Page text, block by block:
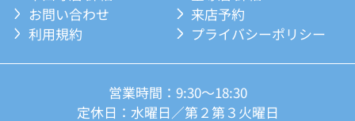
お問い合わせ
来店予約
利用規約
プライバシーポリシー
営業時間：9:30～18:30
定休日：水曜日／第２第３火曜日